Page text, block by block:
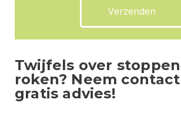
Twijfels over
roken? Neem
gratis advies!